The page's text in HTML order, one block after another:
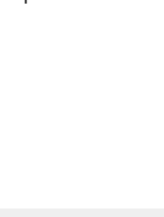
а за власть
разные